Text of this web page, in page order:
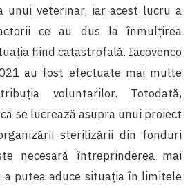
unui veterinar, iar acest lucru a
ce au dus la înmulțirea
fiind catastrofală. Iacovenco
au fost efectuate mai multe
voluntarilor. Totodată,
se lucrează asupra unui proiect
sterilizării din fonduri
necesară întreprinderea mai
putea aduce situația în limitele